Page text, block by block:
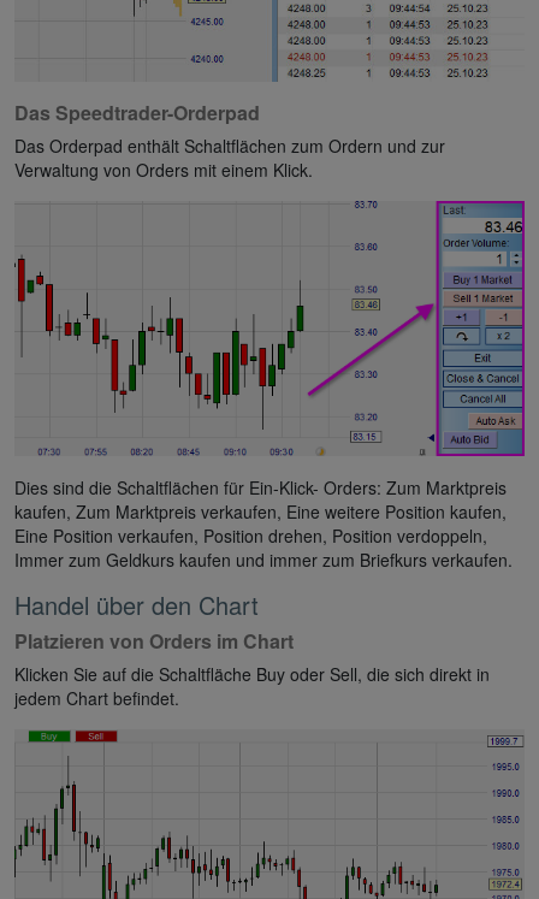
Das Speedtrader-Orderpad
Das Orderpad enthält Schaltflächen zum Ordern und zur
Verwaltung von Orders mit einem Klick.
Dies sind die Schaltflächen für Ein-Klick- Orders: Zum Marktpreis
kaufen, Zum Marktpreis verkaufen, Eine weitere Position kaufen,
Eine Position verkaufen, Position drehen, Position verdoppeln,
Immer zum Geldkurs kaufen und immer zum Briefkurs verkaufen.
Handel über den Chart
Platzieren von Orders im Chart
Klicken Sie auf die Schaltfläche Buy oder Sell, die sich direkt in
jedem Chart befindet.